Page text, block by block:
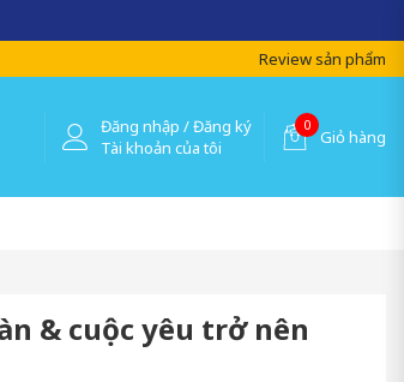
Review sản phẩm
Đăng nhập / Đăng ký
Tài khoản của tôi
0
Giỏ hàng
& cuộc yêu trở nên